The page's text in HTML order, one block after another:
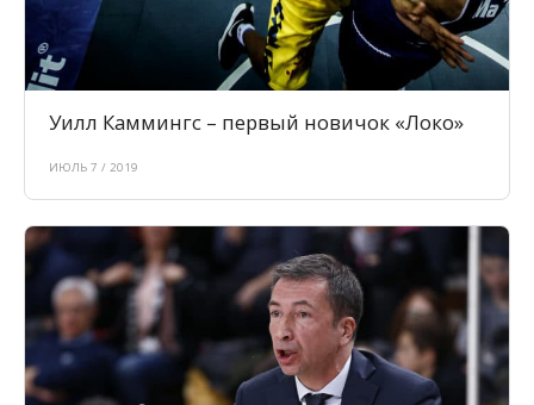
Уилл Каммингс – первый новичок «Локо»
ИЮЛЬ 7 / 2019